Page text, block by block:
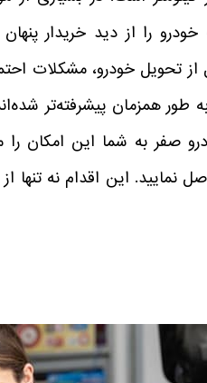
را از دید خریدار
تحویل خودرو، مشکلات
به طور همزمان
صفر به شما این
نمایید. این اقدام نه